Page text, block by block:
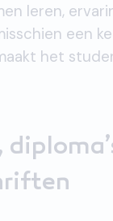
leren,
een
het